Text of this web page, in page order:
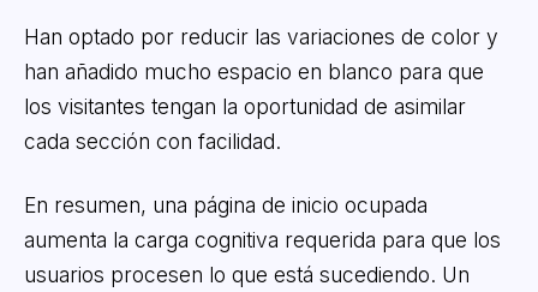
Han optado por reducir las variaciones de color y
han añadido mucho espacio en blanco para que
los visitantes tengan la oportunidad de asimilar
cada sección con facilidad.
En resumen, una página de inicio ocupada
aumenta la carga cognitiva requerida para que los
usuarios procesen lo que está sucediendo. Un